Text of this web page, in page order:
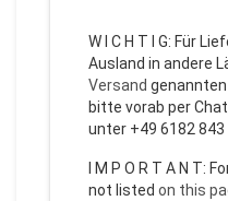
W I C H T I G: Für
Ausland in andere
Versand
bitte vorab per
unter +49 6182 843
I M P O R T A N T:
not listed on this